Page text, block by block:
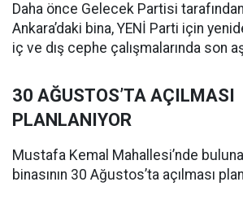
Daha önce Gelecek Partisi
Ankara’daki bina, YENİ Parti için
iç ve dış cephe çalışmalarında son
30 AĞUSTOS’TA AÇILMASI
PLANLANIYOR
Mustafa Kemal Mahallesi’nde
binasının 30 Ağustos’ta açılması